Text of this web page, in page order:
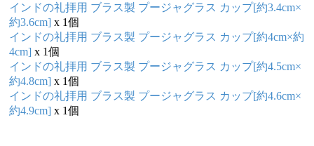
インドの礼拝用 ブラス製 プージャグラス カップ[約3.4cm×
約3.6cm] x 1個
インドの礼拝用 ブラス製 プージャグラス カップ[約4cm×約
4cm] x 1個
インドの礼拝用 ブラス製 プージャグラス カップ[約4.5cm×
約4.8cm] x 1個
インドの礼拝用 ブラス製 プージャグラス カップ[約4.6cm×
約4.9cm] x 1個